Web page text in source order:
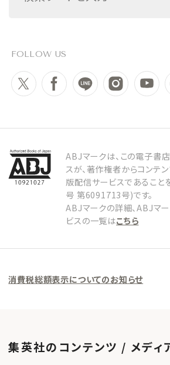
FOLLOW US
ABJマークは、この電子書
スが、著作権者からコンテ
版配信サービスであるこ
号 第6091713号)です。
ABJマークの詳細、ABJマ
ビスの一覧はこちら
消費税総額表示についてのお知らせ
集英社のコンテンツ / メディ